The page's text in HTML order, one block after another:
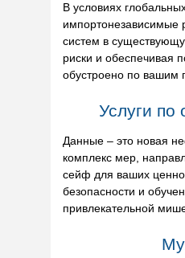
В условиях
импортонезависимые
систем в
риски и обеспечивая
обустроено по вашим
Услуги
Данные – это новая
комплекс мер,
сейф для ваших
безопасности и
привлекательной